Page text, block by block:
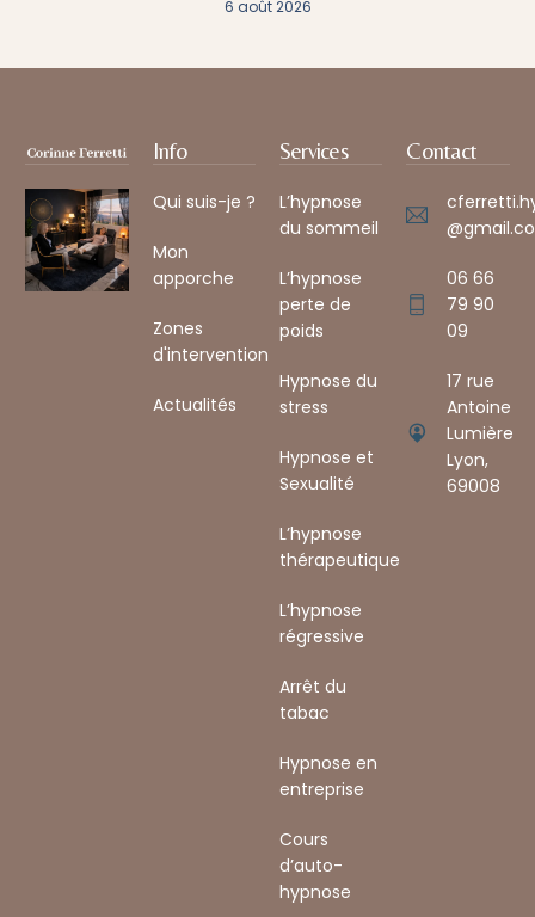
6 août 2026
Info
Qui suis-je ?
Mon
apporche
Zones
d'intervention
Actualités
Services
L’hypnose
du sommeil
L’hypnose
perte de
poids
Hypnose du
stress
Hypnose et
Sexualité
L’hypnose
thérapeutique
L’hypnose
régressive
Arrêt du
tabac
Hypnose en
entreprise
Cours
d’auto-
hypnose
Contact
06 66
79 90
09
17 rue
Antoine
Lumière
Lyon,
69008 ​